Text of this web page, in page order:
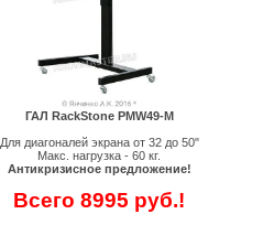
ГАЛ RackStone PMW49-M
Для диагоналей экрана от 32 до 50"
Макс. нагрузка - 60 кг.
Антикризисное предложение!
Всего 8995 руб.!